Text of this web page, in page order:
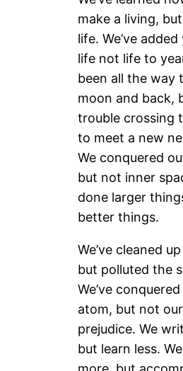
make a living,
life. We’ve
life not life to
been all the way
moon and back,
trouble crossing
to meet a new
We conquered
but not inner
done larger
better things.
We’ve cleaned
but polluted the
We’ve
atom, but not our
prejudice. We
but learn less.